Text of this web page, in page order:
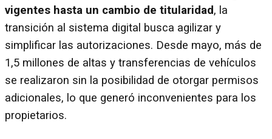
vigentes hasta un cambio de titularidad, la
transición al sistema digital busca agilizar y
simplificar las autorizaciones. Desde mayo, más de
1,5 millones de altas y transferencias de vehículos
se realizaron sin la posibilidad de otorgar permisos
adicionales, lo que generó inconvenientes para los
propietarios.